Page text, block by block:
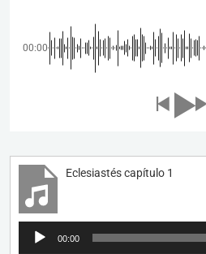
00:00
Eclesiastés capítulo 1
Reproductor
00:00